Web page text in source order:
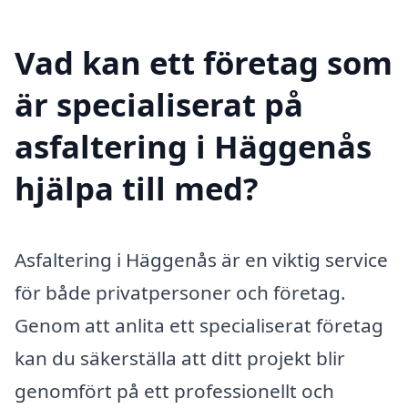
Vad kan ett företag som
är specialiserat på
asfaltering i Häggenås
hjälpa till med?
Asfaltering i Häggenås är en viktig service
för både privatpersoner och företag.
Genom att anlita ett specialiserat företag
kan du säkerställa att ditt projekt blir
genomfört på ett professionellt och